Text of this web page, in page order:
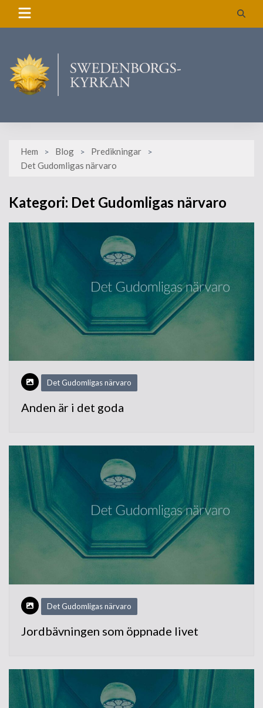
Hem Blog
Predikningar
Det Gudomligas närvaro
Kategori: Det Gudomligas närvaro
Det Gudomligas närvaro
Anden är i det goda
Det Gudomligas närvaro
Jordbävningen som öppnade livet